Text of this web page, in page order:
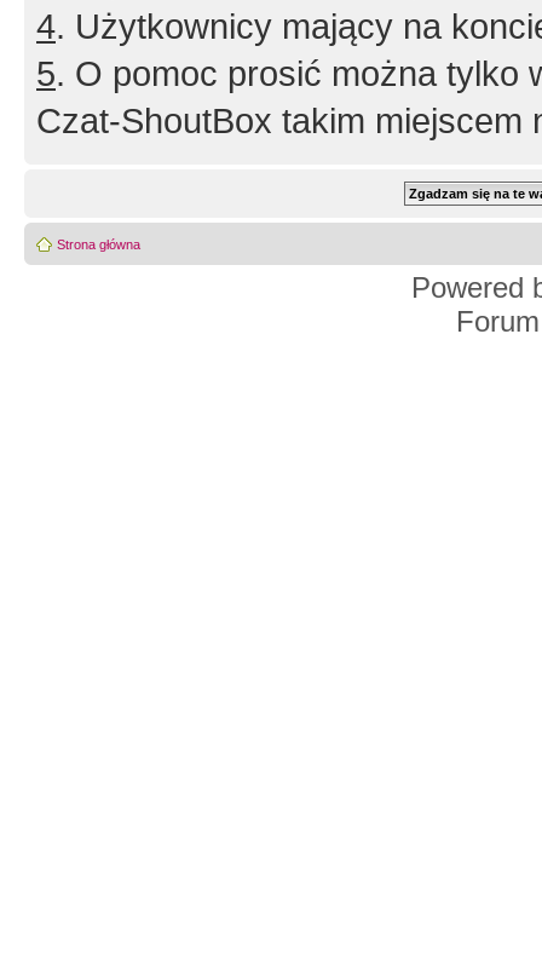
4. Użytkownicy mający na
5. O pomoc prosić można tylko
Czat-ShoutBox takim miejscem
Strona główna
Powered